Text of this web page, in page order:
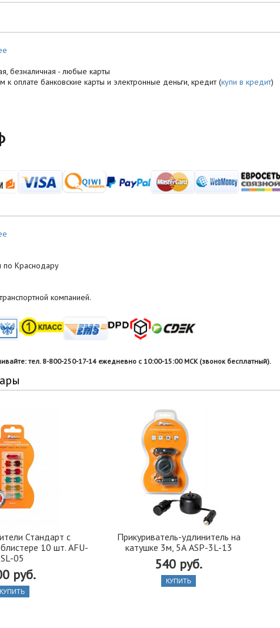
безналичная - любые карты
к оплате банковские карты и электронные деньги, кредит (купи в кредит)
по Краснодару
компанией.
тел. 8-800-250-17-14 ежедневно с 10:00-15:00 МСК (звонок бесплатный).
Стандарт с
10 шт. AFU-
SL-05
руб.
КУПИТЬ
Прикуриватель-удлинитель на
катушке 3м, 5А ASP-3L-13
540 руб.
КУПИТЬ